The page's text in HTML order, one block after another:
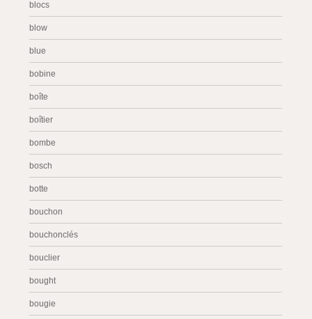
blocs
blow
blue
bobine
boîte
boîtier
bombe
bosch
botte
bouchon
bouchonclés
bouclier
bought
bougie